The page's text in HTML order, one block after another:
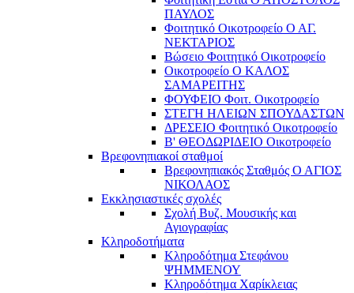
ΠΑΥΛΟΣ
Φοιτητικό Οικοτροφείο Ο ΑΓ.
ΝΕΚΤΑΡΙΟΣ
Βώσειο Φοιτητικό Οικοτροφείο
Οικοτροφείο Ο ΚΑΛΟΣ
ΣΑΜΑΡΕΙΤΗΣ
ΦΟΥΦΕΙΟ Φοιτ. Οικοτροφείο
ΣΤΕΓΗ ΗΛΕΙΩΝ ΣΠΟΥΔΑΣΤΩΝ
ΔΡΕΣΕΙΟ Φοιτητικό Οικοτροφείο
Β' ΘΕΟΔΩΡΙΔΕΙΟ Οικοτροφείο
Βρεφονηπιακοί σταθμοί
Βρεφονηπιακός Σταθμός Ο ΑΓΙΟΣ
ΝΙΚΟΛΑΟΣ
Εκκλησιαστικές σχολές
Σχολή Βυζ. Μουσικής και
Αγιογραφίας
Κληροδοτήματα
Κληροδότημα Στεφάνου
ΨΗΜΜΕΝΟΥ
Κληροδότημα Χαρίκλειας